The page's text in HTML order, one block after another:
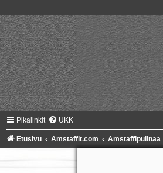
Pikalinkit UKK
Etusivu Amstaffit.com Amstaffipulinaa